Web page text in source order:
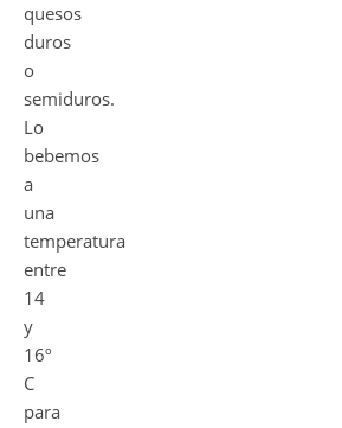
quesos
duros
o
semiduros.
Lo
bebemos
a
una
temperatura
entre
14
y
16º
C
para